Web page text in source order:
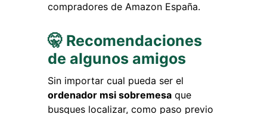
compradores de Amazon España.
🤫 Recomendaciones
de algunos amigos
Sin importar cual pueda ser el
ordenador msi sobremesa que
busques localizar, como paso previo